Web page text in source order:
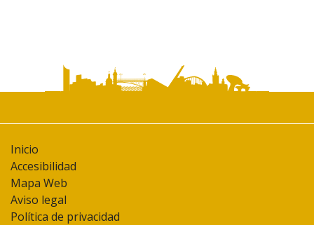
Inicio
Accesibilidad
Mapa Web
Aviso legal
Política de privacidad